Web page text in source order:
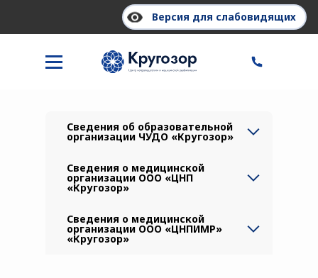
Версия для слабовидящих
Юридическая информация
Сведения об образовательной
организации ЧУДО «Кругозор»
Сведения о медицинской
организации ООО «ЦНП
«Кругозор»
Сведения о медицинской
организации ООО «ЦНПИМР»
«Кругозор»